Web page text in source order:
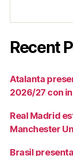
Recent
Atalanta
2026/27 con
Real Madrid
Manchester
Brasil